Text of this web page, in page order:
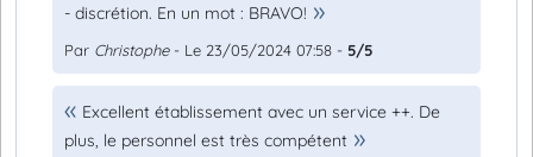
- discrétion. En un mot : BRAVO!
Par Christophe- Le 23/05/2024 07:58 - 5/5
Excellent établissement avec un service ++. De
plus, le personnel est très compétent